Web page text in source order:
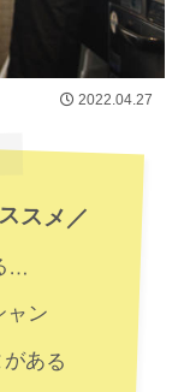
2022.04.27
スメ／
ン
ある